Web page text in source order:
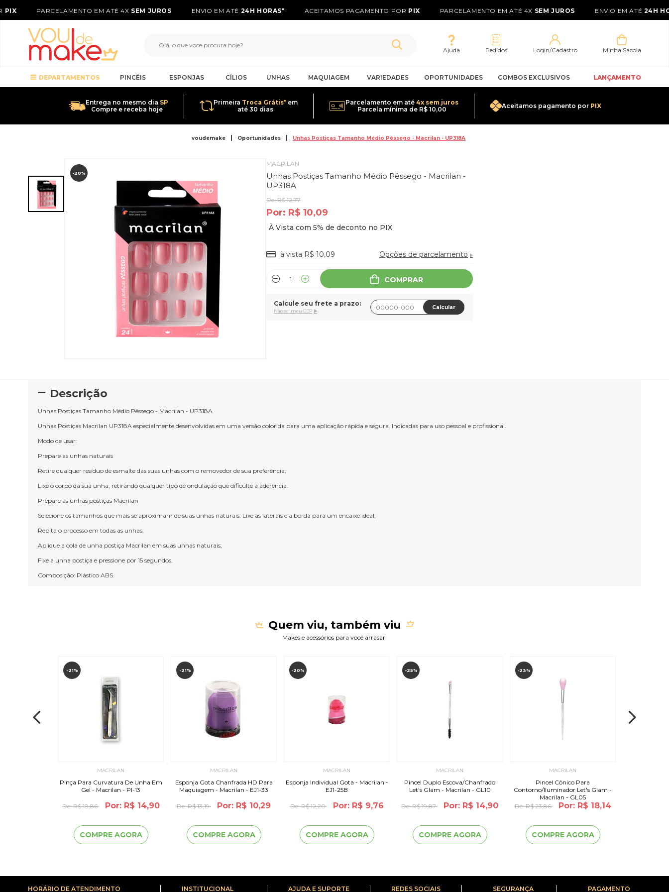
PARCELAMENTO EM ATÉ 4XSEM JUROS ENVIO EM ATÉ24H HORAS* ACEITAMOS PAGAMENTO PORPIX PARCELAMENTO EM ATÉ 4XSEM JUROS ENVIO EM ATÉ24H
Ajuda Pedidos Login/Cadastro Minha Sacola
DEPARTAMENTOS PINCÉIS ESPONJAS CÍLIOS UNHAS MAQUIAGEM VARIEDADES OPORTUNIDADES COMBOS EXCLUSIVOS LANÇAMENTO
Entrega no mesmo dia SP
Compre e receba hoje
Primeira Troca Grátis*em
até 30 dias
Parcelamento em até 4x sem juros
Parcela mínima de R$ 10,00
Aceitamos pagamento porPIX
voudemake Oportunidades Unhas Postiças Tamanho Médio Pêssego - Macrilan - UP318A
-20%
MACRILAN
Unhas Postiças Tamanho Médio Pêssego - Macrilan -
UP318A
De:R$ 12,77
Por: R$ 10,09
à vista R$ 10,09 Opções de parcelamento
COMPRAR
Calcule seu frete a prazo:
Não sei meu CEP
Calcular
Descrição
Unhas Postiças Tamanho Médio Pêssego - Macrilan - UP318A
Unhas Postiças Macrilan UP318A especialmente desenvolvidas em uma versão colorida para uma aplicação rápida e segura. Indicadas para uso pessoal e profissional.
Modo de usar:
Prepare as unhas naturais
Retire qualquer resíduo de esmalte das suas unhas com o removedor de sua preferência;
Lixe o corpo da sua unha, retirando qualquer tipo de ondulação que dificulte a aderência.
Prepare as unhas postiças Macrilan
Selecione os tamanhos que mais se aproximam de suas unhas naturais. Lixe as laterais e a borda para um encaixe ideal;
Repita o processo em todas as unhas;
Aplique a cola de unha postiça Macrilan em suas unhas naturais;
Fixe a unha postiça e pressione por 15 segundos.
Composição: Plástico ABS.
Quem viu, também viu
Makes e acessórios para você arrasar!
-21%
MACRILAN
Pinça Para Curvatura De Unha Em
Gel - Macrilan - PI-13
De:R$ 18,86 Por: R$ 14,90
COMPRE AGORA
-21%
MACRILAN
Esponja Gota Chanfrada HD Para
Maquiagem - Macrilan - EJ1-33
De:R$ 13,19 Por: R$ 10,29
COMPRE AGORA
-20%
MACRILAN
Esponja Individual Gota - Macrilan -
EJ1-25B
De:R$ 12,20 Por: R$ 9,76
COMPRE AGORA
-25%
MACRILAN
Pincel Duplo Escova/Chanfrado
Let's Glam - Macrilan - GL10
De:R$ 19,87 Por: R$ 14,90
COMPRE AGORA
-23%
MACRILAN
Pincel Cônico Para
Contorno/Iluminador Let's Glam -
Macrilan - GL05
De:R$ 23,86 Por: R$ 18,14
COMPRE AGORA
HORÁRIO DE ATENDIMENTO INSTITUCIONAL AJUDA E SUPORTE REDES SOCIAIS SEGURANÇA PAGAMENTO